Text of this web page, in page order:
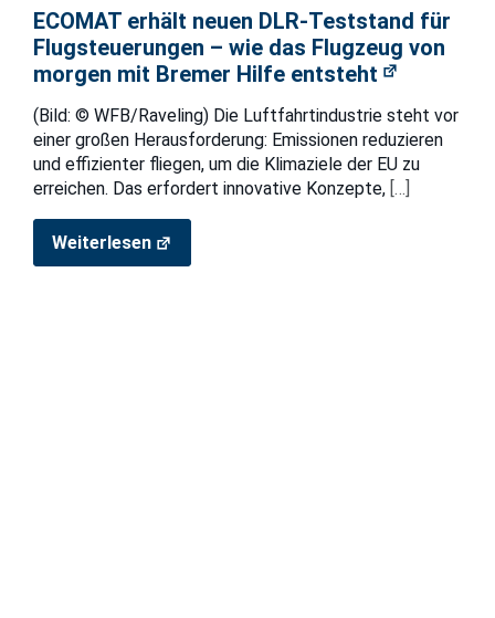
ECOMAT erhält neuen DLR-Teststand für
Flugsteuerungen – wie das Flugzeug von
morgen mit Bremer Hilfe entsteht
(Bild: © WFB/Raveling) Die Luftfahrtindustrie steht vor
einer großen Herausforderung: Emissionen reduzieren
und effizienter fliegen, um die Klimaziele der EU zu
erreichen. Das erfordert innovative Konzepte, […]
Weiterlesen